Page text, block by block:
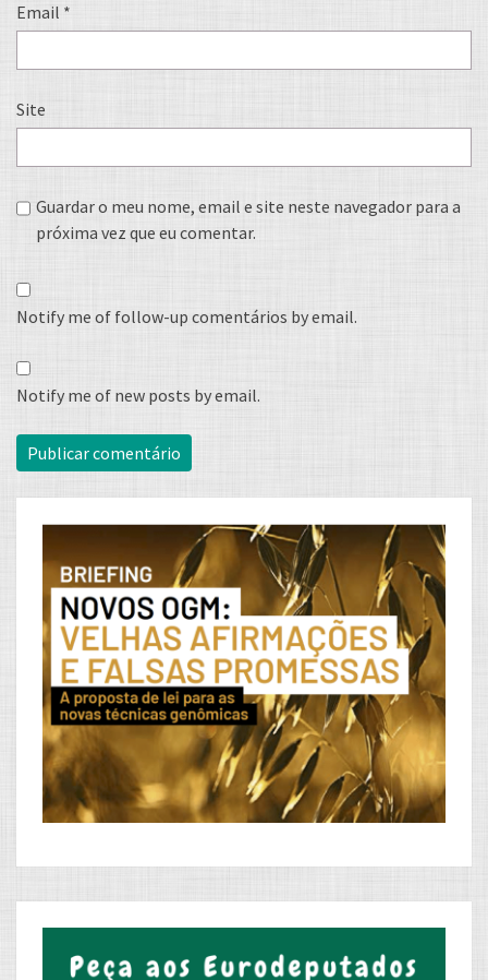
Email *
Site
Guardar o meu nome, email e site neste navegador para a
próxima vez que eu comentar.
Notify me of follow-up comentários by email.
Notify me of new posts by email.